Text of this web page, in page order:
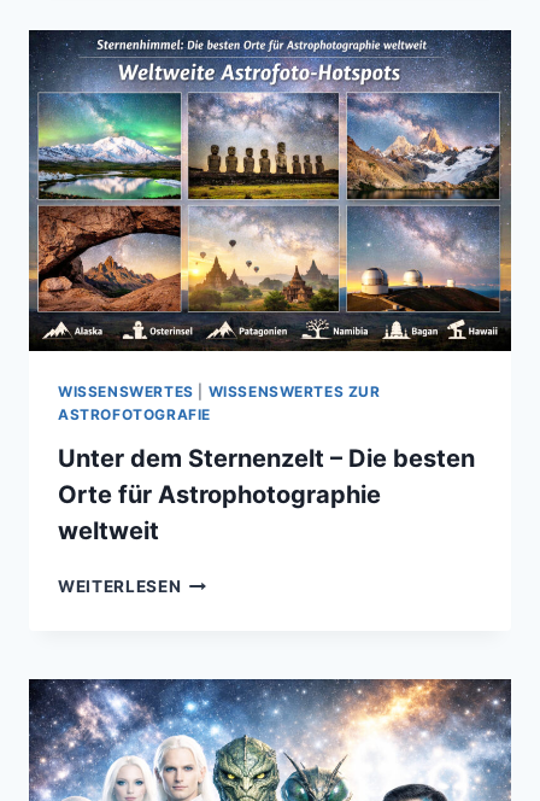
DIE
MECHANISMEN
HINTER
DER
AUSDEHNUNG
DES
KOSMOS
WISSENSWERTES
WISSENSWERTES ZUR
ASTROFOTOGRAFIE
Unter dem Sternenzelt – Die besten
Orte für Astrophotographie
weltweit
WEITERLESEN UNTER
DIE
BESTEN
ORTE
FÜR
ASTROPHOTOGRAPHIE